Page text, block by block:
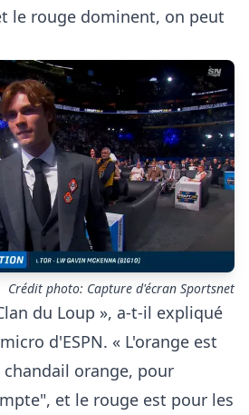
le rouge dominent, on peut
Crédit photo: Capture d'écran Sportsnet
du Loup », a-t-il expliqué
d'ESPN. « L'orange est
chandail orange, pour
et le rouge est pour les